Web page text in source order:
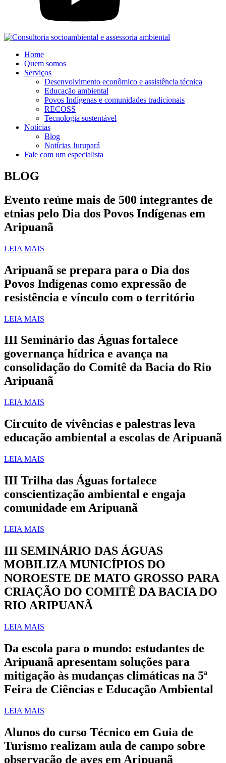
Home
Quem somos
Serviços
Desenvolvimento econômico e assistência técnica
Educação ambiental
Povos Indígenas e comunidades tradicionais
RECOSS
Tecnologia sustentável
Notícias
Blog
Notícias Jurupará
Fale com um especialista
BLOG
Evento reúne mais de 500 integrantes de
etnias pelo Dia dos Povos Indígenas em
Aripuanã
LEIA MAIS
Aripuanã se prepara para o Dia dos
Povos Indígenas como expressão de
resistência e vínculo com o território
LEIA MAIS
III Seminário das Águas fortalece
governança hídrica e avança na
consolidação do Comitê da Bacia do Rio
Aripuanã
LEIA MAIS
Circuito de vivências e palestras leva
educação ambiental a escolas de Aripuanã
LEIA MAIS
III Trilha das Águas fortalece
conscientização ambiental e engaja
comunidade em Aripuanã
LEIA MAIS
III SEMINÁRIO DAS ÁGUAS
MOBILIZA MUNICÍPIOS DO
NOROESTE DE MATO GROSSO PARA
CRIAÇÃO DO COMITÊ DA BACIA DO
RIO ARIPUANÃ
LEIA MAIS
Da escola para o mundo: estudantes de
Aripuanã apresentam soluções para
mitigação às mudanças climáticas na 5ª
Feira de Ciências e Educação Ambiental
LEIA MAIS
Alunos do curso Técnico em Guia de
Turismo realizam aula de campo sobre
observação de aves em Aripuanã